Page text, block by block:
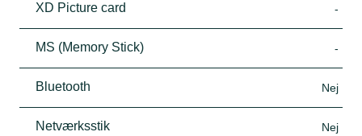
XD Picture card -
MS (Memory Stick) -
Bluetooth Nej
Netværksstik Nej